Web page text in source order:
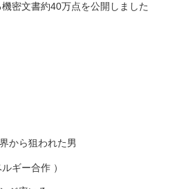
密文書約40万点を公開しました
界から狙われた男
ー合作 ）